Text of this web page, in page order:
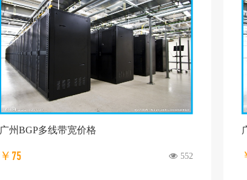
广州BGP多线带宽价格
￥75 552